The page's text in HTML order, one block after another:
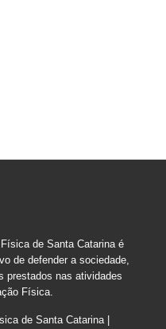
de Santa Catarina é
de defender a sociedade,
prestados nas atividades
Física.
de Santa Catarina |